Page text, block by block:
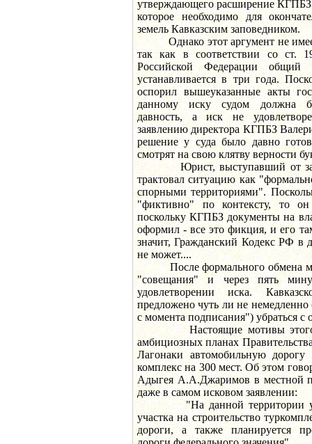
утверждающего расширение
которое необходимо для
земель Кавказским заповедником.
Однако этот аргумент не
так как в соответствии со ст.
Российской Федерации общий
устанавливается в три года.
оспорил вышеуказанные акты
данному иску судом должна
давность, а иск не
заявлению директора КГПБЗ
решение у суда было давно
смотрят на свою клятву верности
Юрист, выступавший от
трактовал ситуацию как
спорными территориями".
"фиктивно" по контексту, то он
поскольку КГПБЗ документы на
оформил - все это фикция, и его
значит, Гражданский Кодекс РФ в
не может....
После формального обмена
"совещания" и через пять
удовлетворении иска.
предложено чуть ли не
с момента подписания") убраться с
Настоящие мотивы этого
амбициозных планах
Лагонаки автомобильную
комплекс на 300 мест. Об этом
Адыгея А.А.Джаримов в местной
даже в самом исковом заявлении:
"На данной территории
участка на строительство
дороги, а также планируется